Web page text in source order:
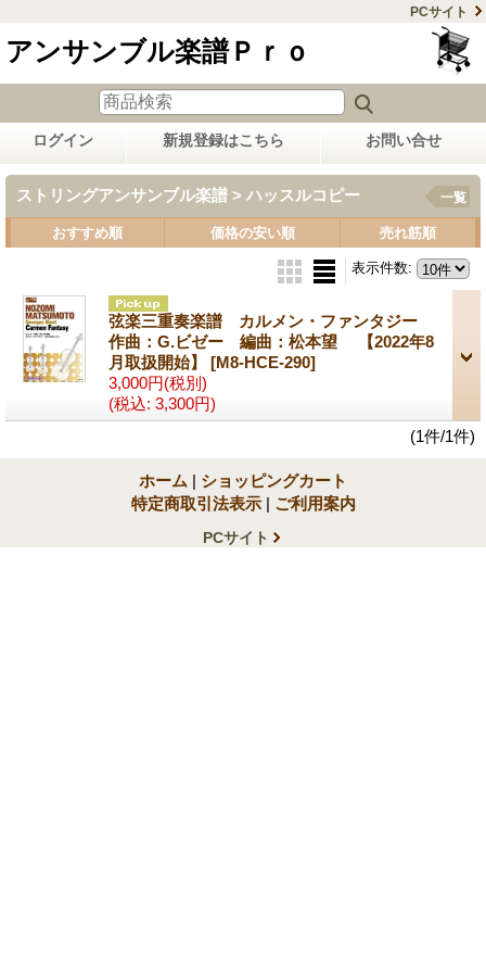
PCサイト
アンサンブル楽譜Ｐｒｏ
ログイン 新規登録はこちら お問い合せ
ストリングアンサンブル楽譜 > ハッスルコピー 一覧
おすすめ順 価格の安い順 売れ筋順
表示件数:
弦楽三重奏楽譜 カルメン・ファンタジー
作曲：G.ビゼー 編曲：松本望 【2022年8
月取扱開始】 [M8-HCE-290]
3,000円(税別)
(税込: 3,300円)
(1件/1件)
ホーム | ショッピングカート
特定商取引法表示 | ご利用案内
PCサイト